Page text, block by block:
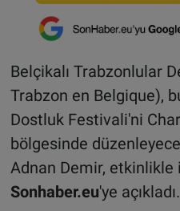
Belçikalı Trabzonlular
Trabzon en Belgique),
Dostluk Festivali'ni
bölgesinde
Adnan Demir, etkinlikle
Sonhaber.eu'ye açıkladı.